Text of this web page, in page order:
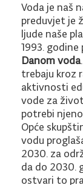
Voda je naš
preduvjet je
ljude naše
1993. godine
Danom voda
trebaju kroz
aktivnosti
vode za
potrebi
Opće
vodu
2030. za
da do 2030.
ostvari to